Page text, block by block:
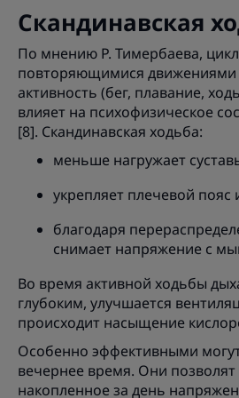
Скандинавская
По мнению Р. Тимербаева,
повторяющимися движениями
активность (бег, плавание,
влияет на психофизическое
[8]. Скандинавская ходьба:
меньше нагружает
укрепляет плечевой
благодаря
снимает напряжение с
Во время активной ходьбы
глубоким, улучшается
происходит насыщение
Особенно эффективными
вечернее время. Они позволят
накопленное за день